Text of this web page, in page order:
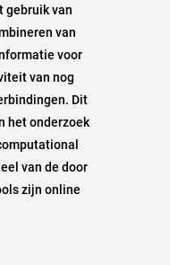
gebruik van
van
voor
van nog
Dit
het onderzoek
van de door
zijn online